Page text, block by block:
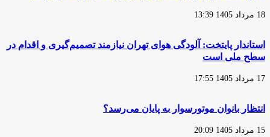
18 مرداد 1405 13:39
استاندار پایتخت: آلودگی هوای تهران نیازمند تصمیم‌گیری و اقدام در
سطح ملی است
17 مرداد 1405 17:55
انتظار بانوان موتورسوار به پایان می‌رسد؟
15 مرداد 1405 20:09